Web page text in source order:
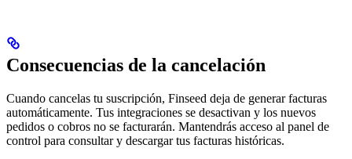
Consecuencias de la cancelación
Cuando cancelas tu suscripción, Finseed deja de generar facturas
automáticamente. Tus integraciones se desactivan y los nuevos
pedidos o cobros no se facturarán. Mantendrás acceso al panel de
control para consultar y descargar tus facturas históricas.